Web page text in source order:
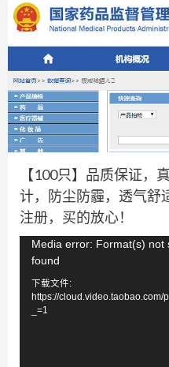
【100只】品质保证，
计，防尘防霾，透气舒
注册，买的放心！
视
频
Media error: Format(s)
found
下载文件:
https://
_=1